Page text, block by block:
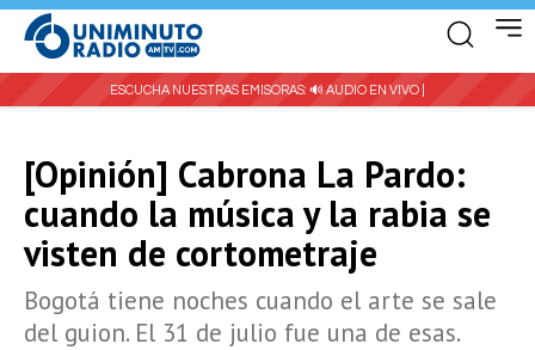
ESCUCHA NUESTRAS EMISORAS: 🔊 AUDIO EN VIVO |
[Opinión] Cabrona La Pardo:
cuando la música y la rabia se
visten de cortometraje
Bogotá tiene noches cuando el arte se sale
del guion. El 31 de julio fue una de esas.